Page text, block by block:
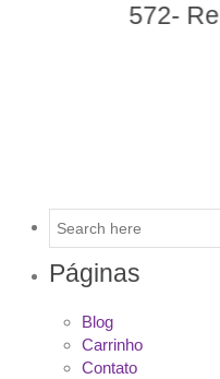
Páginas
Blog
Carrinho
Contato